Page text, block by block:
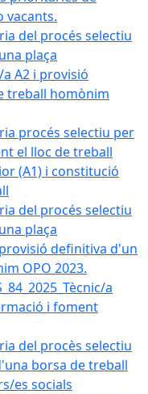
vacants.
del procés selectiu
plaça
A2 i provisió
treball homònim
procés selectiu per
el lloc de treball
(A1) i constitució
del procés selectiu
plaça
definitiva d'un
OPO 2023.
a
i foment
del procès selectiu
borsa de treball
es socials